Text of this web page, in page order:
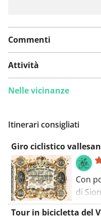
Commenti
Attività
Nelle vicinanze
Itinerari consigliati
Con
di